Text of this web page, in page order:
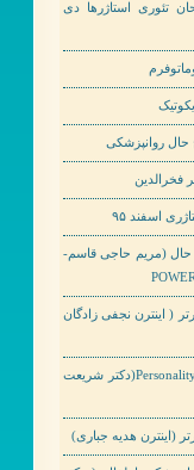
تئوری استاژرها دی
روانپزشکی
اسفند ۹۵
حال (مریم حاجی قاسم-
( اینترن نجفی زادگان
Personality Disorders(دکتر شریعت
(اینترن هدیه جباری)